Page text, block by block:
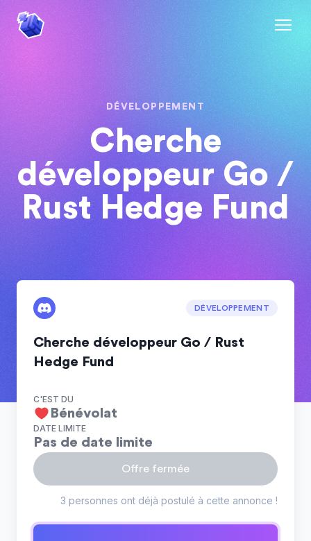
DÉVELOPPEMENT
Cherche
développeur Go /
Rust Hedge Fund
DÉVELOPPEMENT
Cherche développeur Go / Rust
Hedge Fund
C'EST DU
Bénévolat
DATE LIMITE
Pas de date limite
Offre fermée
3 personnes ont déjà postulé à cette annonce !